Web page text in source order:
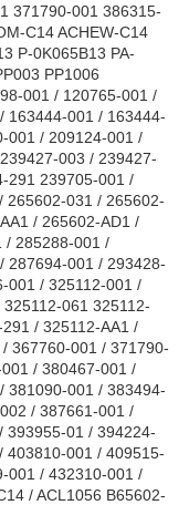
371790-001 386315-
C14 ACHEW-C14
P-0K065B13 PA-
PP1006
001 / 120765-001 /
163444-001 / 163444-
001 / 209124-001 /
003 / 239427-
291 239705-001 /
265602-031 / 265602-
/ 265602-AD1 /
/ 285288-001 /
287694-001 / 293428-
001 / 325112-001 /
061 325112-
/ 325112-AA1 /
367760-001 / 371790-
/ 380467-001 /
381090-001 / 383494-
/ 387661-001 /
393955-01 / 394224-
403810-001 / 409515-
001 / 432310-001 /
/ ACL1056 B65602-